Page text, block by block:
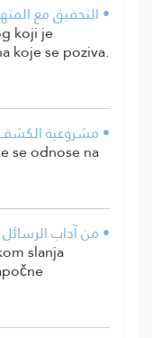
• التحقيق مع
koji je
koje se poziva.
• مشروعية الكشف
se odnose na
• من آداب الرسائل
slanja